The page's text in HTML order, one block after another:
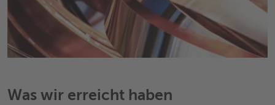
Was wir erreicht haben